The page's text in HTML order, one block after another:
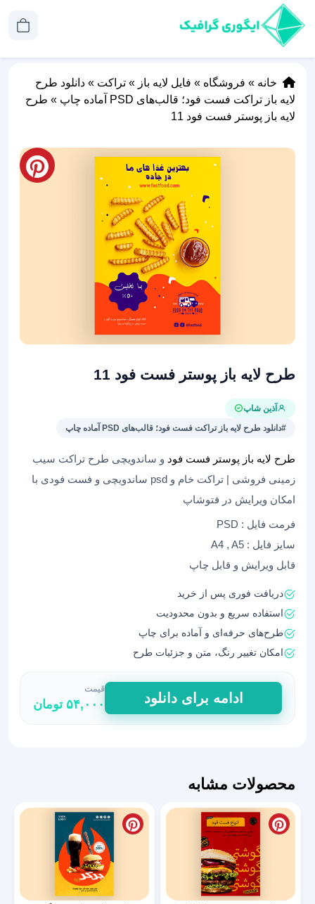
خانه » فروشگاه » فایل لایه باز » تراکت » دانلود طرح
لایه باز تراکت فست فود؛ قالب‌های PSD آماده چاپ
» طرح
لایه باز پوستر فست فود 11
طرح لایه باز پوستر فست فود 11
آذین شاپ
#دانلود طرح لایه باز تراکت فست فود؛ قالب‌های PSD آماده چاپ
طرح لایه باز پوستر فست فود و ساندویچی طرح تراکت سیب
زمینی فروشی | تراکت خام و psd ساندویچی و فست فودی با
امکان ویرایش در فتوشاپ
فرمت فایل : PSD
سایز فایل : A4 , A5
قابل ویرایش و قابل چاپ
دریافت فوری پس از خرید
استفاده سریع و بدون محدودیت
طرح‌های حرفه‌ای و آماده برای چاپ
امکان تغییر رنگ، متن و جزئیات طرح
طرح
لایه
باز
11
عدد
ادامه برای دانلود
قیمت
۵۴,۰۰۰ تومان
محصولات مشابه